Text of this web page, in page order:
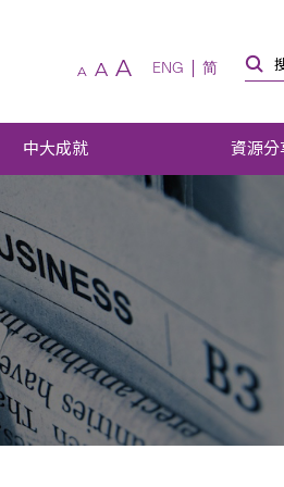
A A A ENG 简
中大成就 資源分